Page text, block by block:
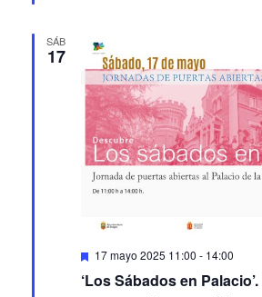
SÁB
17
Featured
17 mayo 2025 11:00 - 14:00
‘Los Sábados en